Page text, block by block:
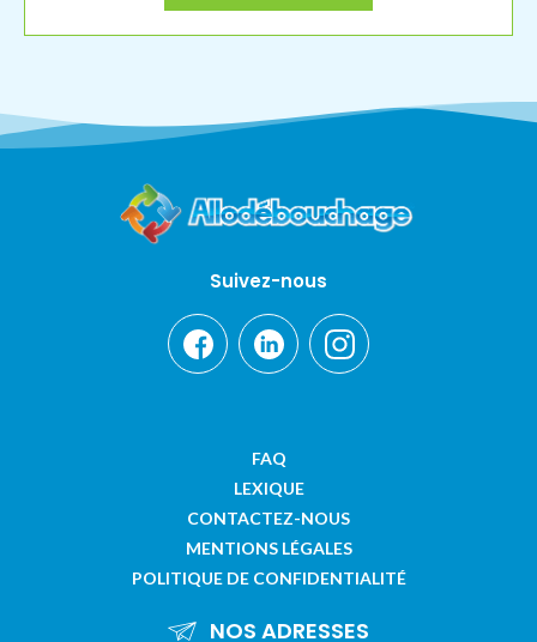
Suivez-nous
FAQ
LEXIQUE
CONTACTEZ-NOUS
MENTIONS LÉGALES
POLITIQUE DE CONFIDENTIALITÉ
NOS ADRESSES